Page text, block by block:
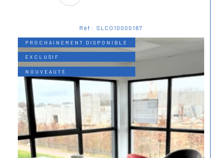
Réf : SLCO10000187
PROCHAINEMENT DISPONIBLE
EXCLUSIF
NOUVEAUTÉ